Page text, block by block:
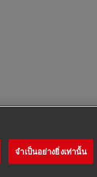
จำเป็นอย่างยิ่งเท่านั้น